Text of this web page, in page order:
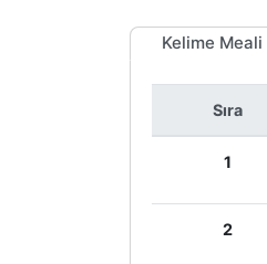
Kelime Meali
Sıra
1
2